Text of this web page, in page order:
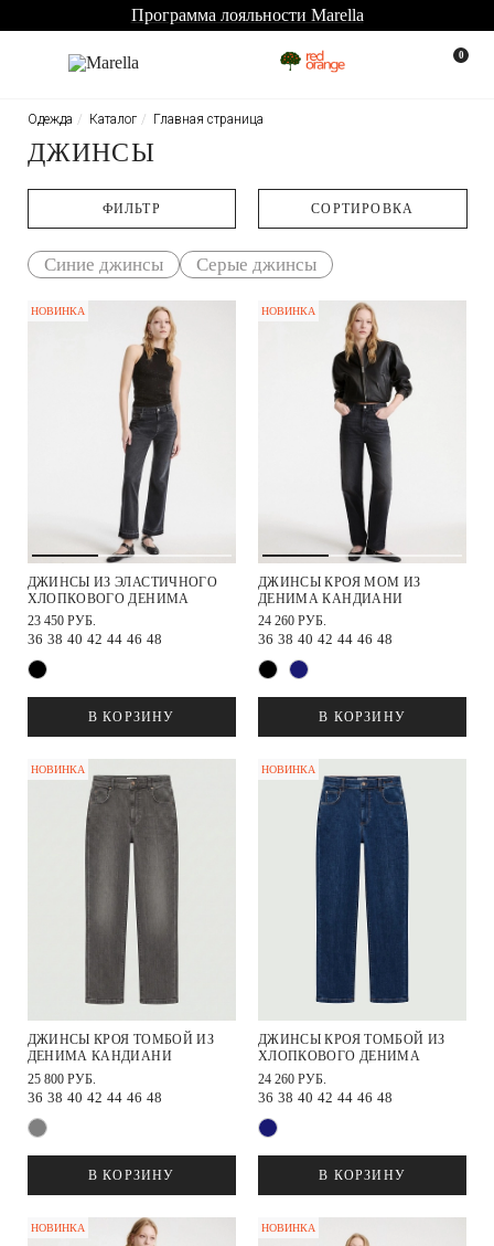
Программа лояльности Marella
0
Главная страница
Каталог
Одежда
ДЖИНСЫ
ФИЛЬТР CОРТИРОВКА
Синие джинсы Серые джинсы
НОВИНКА
ДЖИНСЫ ИЗ ЭЛАСТИЧНОГО
ХЛОПКОВОГО ДЕНИМА
23 450 РУБ.
36 38 40 42 44 46 48
В КОРЗИНУ
НОВИНКА
ДЖИНСЫ КРОЯ МОМ ИЗ
ДЕНИМА КАНДИАНИ
24 260 РУБ.
36 38 40 42 44 46 48
В КОРЗИНУ
НОВИНКА
ДЖИНСЫ КРОЯ ТОМБОЙ ИЗ
ДЕНИМА КАНДИАНИ
25 800 РУБ.
36 38 40 42 44 46 48
В КОРЗИНУ
НОВИНКА
ДЖИНСЫ КРОЯ ТОМБОЙ ИЗ
ХЛОПКОВОГО ДЕНИМА
24 260 РУБ.
36 38 40 42 44 46 48
В КОРЗИНУ
НОВИНКА НОВИНКА